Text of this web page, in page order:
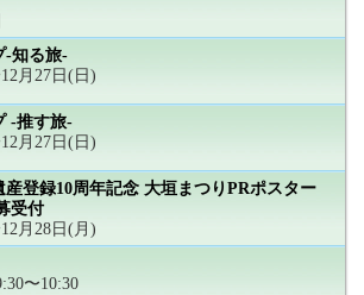
-知る旅-
月27日(日)
-推す旅-
月27日(日)
登録10周年記念 大垣まつりPRポスター
受付
月28日(月)
〜10:30